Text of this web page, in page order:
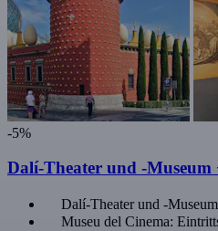
-5%
Dalí-Theater und -
Dalí-Theater und -
Museu del Cinema: